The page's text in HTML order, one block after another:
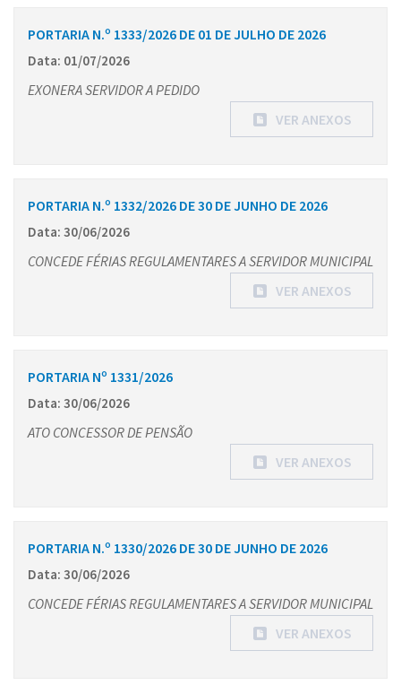
PORTARIA N.º 1333/2026 DE 01 DE JULHO DE 2026
Data: 01/07/2026
EXONERA SERVIDOR A PEDIDO
VER ANEXOS
PORTARIA N.º 1332/2026 DE 30 DE JUNHO DE 2026
Data: 30/06/2026
CONCEDE FÉRIAS REGULAMENTARES A SERVIDOR MUNICIPAL
VER ANEXOS
PORTARIA Nº 1331/2026
Data: 30/06/2026
ATO CONCESSOR DE PENSÃO
VER ANEXOS
PORTARIA N.º 1330/2026 DE 30 DE JUNHO DE 2026
Data: 30/06/2026
CONCEDE FÉRIAS REGULAMENTARES A SERVIDOR MUNICIPAL
VER ANEXOS